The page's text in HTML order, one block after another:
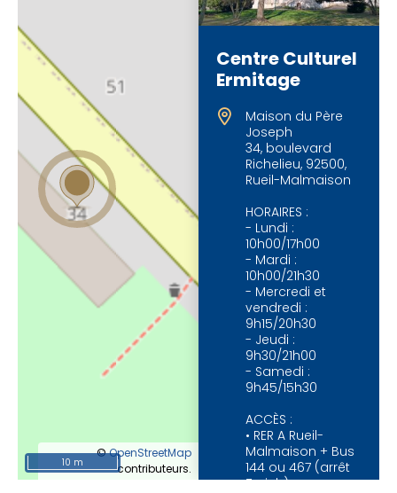
©OpenStreetMap
contributeurs.
10 m
Centre Culturel
Ermitage
Maison du Père
Joseph
34, boulevard
Richelieu, 92500,
Rueil-Malmaison
HORAIRES :
- Lundi :
10h00/17h00
- Mardi :
10h00/21h30
- Mercredi et
vendredi :
9h15/20h30
- Jeudi :
9h30/21h00
- Samedi :
9h45/15h30
ACCÈS :
• RER A Rueil-
Malmaison + Bus
144 ou 467 (arrêt
Zurich)